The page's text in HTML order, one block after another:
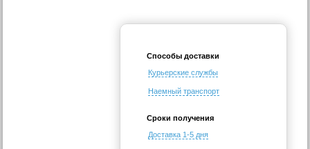
Способы доставки
Курьерские службы
Наемный транспорт
Сроки получения
Доставка 1-5 дня